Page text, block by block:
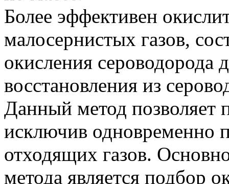
Более эффективен
малосернистых газов,
окисления сероводорода
восстановления из
Данный метод позволяет
исключив одновременно
отходящих газов.
метода является подбор